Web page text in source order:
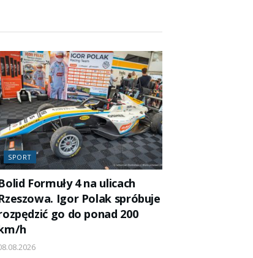
SPORT
Formuły 4 na ulicach
Igor Polak spróbuje
go do ponad 200
h